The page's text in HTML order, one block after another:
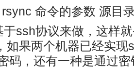
命令的参数 源目
于ssh协议来做，这样
如果两个机器已经实
码，还有一种是通过